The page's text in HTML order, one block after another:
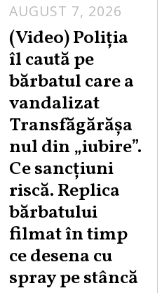
AUGUST 7, 2026
U
G
S
7
,
(Video) Poliția
îl caută pe
bărbatul care a
vandalizat
Transfăgărășa
nul din „iubire”.
Ce sancțiuni
riscă. Replica
bărbatului
filmat în timp
ce desena cu
spray pe stâncă